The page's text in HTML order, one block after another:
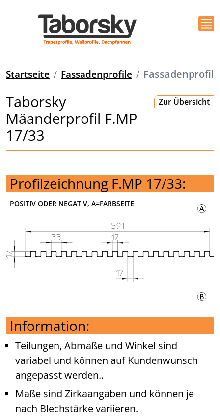
Startseite Fassadenprofile Fassadenprofil
Zur Übersicht
Taborsky
Mäanderprofil F.MP
17/33
Profilzeichnung F.MP 17/33:
POSITIV ODER NEGATIV, A=FARBSEITE
Information:
Teilungen, Abmaße und Winkel sind
variabel und können auf Kundenwunsch
angepasst werden..
Maße sind Zirkaangaben und können je
nach Blechstärke variieren.